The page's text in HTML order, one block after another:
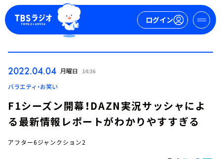
ログイン
ログイン
2022.04.04 月曜日 14:36
バラエティ・お笑い
F1シーズン開幕！DAZN実況サッシャによ
る最新情報レポートがわかりやすすぎる
アフター6ジャンクション2